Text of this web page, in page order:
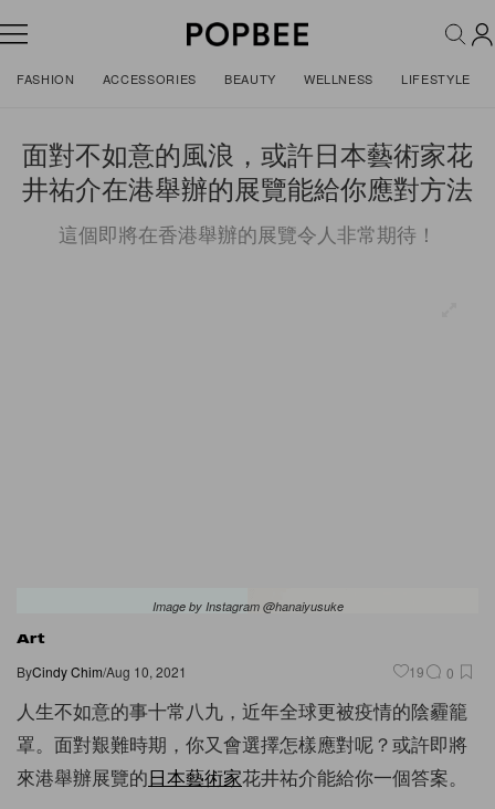
FASHION ACCESSORIES BEAUTY WELLNESS LIFESTYLE
面對不如意的風浪，或許日本藝術家花
井祐介在港舉辦的展覽能給你應對方法
這個即將在香港舉辦的展覽令人非常期待！
Image by Instagram @hanaiyusuke
Art
ByCindy Chim/Aug 10, 2021 19 0
人生不如意的事十常八九，近年全球更被疫情的陰霾籠
罩。面對艱難時期，你又會選擇怎樣應對呢？或許即將
來港舉辦展覽的日本藝術家花井祐介能給你一個答案。